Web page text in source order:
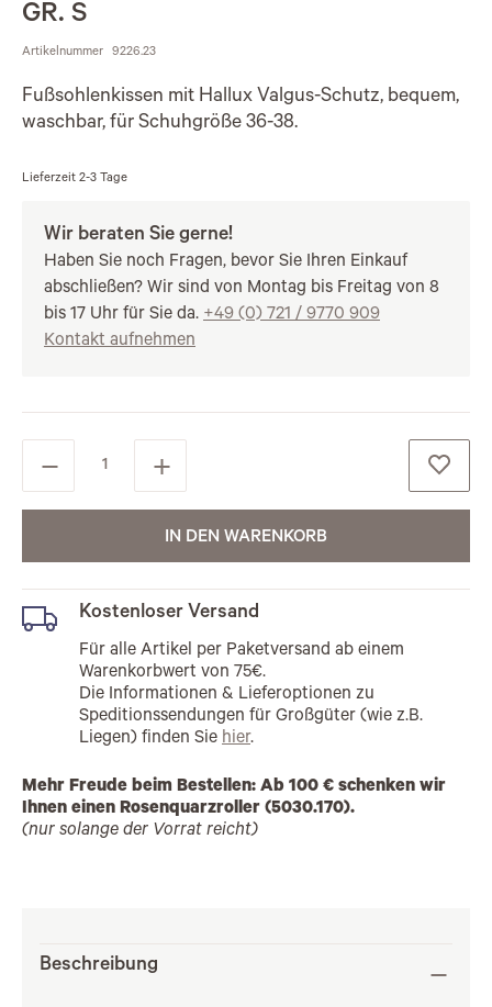
GR. S
Artikelnummer 9226.23
Fußsohlenkissen mit Hallux Valgus-Schutz, bequem,
waschbar, für Schuhgröße 36-38.
Lieferzeit 2-3 Tage
Wir beraten Sie gerne!
Haben Sie noch Fragen, bevor Sie Ihren Einkauf
abschließen? Wir sind von Montag bis Freitag von 8
bis 17 Uhr für Sie da. +49 (0) 721 / 9770 909
Kontakt aufnehmen
IN DEN WARENKORB
Kostenloser Versand
Für alle Artikel per Paketversand ab einem
Warenkorbwert von 75€.
Die Informationen & Lieferoptionen zu
Speditionssendungen für Großgüter (wie z.B.
Liegen) finden Sie hier.
Mehr Freude beim Bestellen: Ab 100 € schenken wir
Ihnen einen Rosenquarzroller (5030.170).
(nur solange der Vorrat reicht)
Beschreibung